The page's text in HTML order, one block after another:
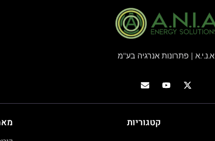
א.נ.י.א | פתרונות אנרגיה בע"מ
קטגוריות